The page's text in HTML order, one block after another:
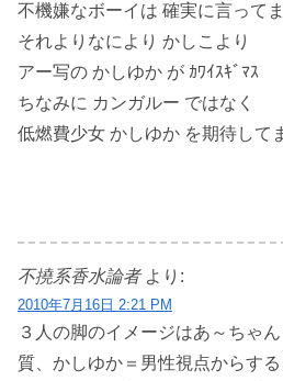
不機嫌なボーイは 確実に言ってま
それよりなにより かしこより
アー写の かしゆか が ｶﾜｲｽｷﾞﾏｽ
ちなみに カンガルー ではなく
低燃費少女 かしゆか を期待して
不撓系香水論者 より:
2010年7月16日 2:21 PM
３人の脚のイメージはあ～ちゃ
質、かしゆか＝男性視点からす